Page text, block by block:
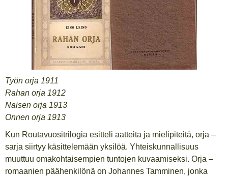
Työn orja 1911
Rahan orja 1912
Naisen orja 1913
Onnen orja 1913
Kun Routavuositrilogia esitteli aatteita ja mielipiteitä, orja –
sarja siirtyy käsittelemään yksilöä. Yhteiskunnallisuus
muuttuu omakohtaisempien tuntojen kuvaamiseksi. Orja –
romaanien päähenkilönä on Johannes Tamminen, jonka